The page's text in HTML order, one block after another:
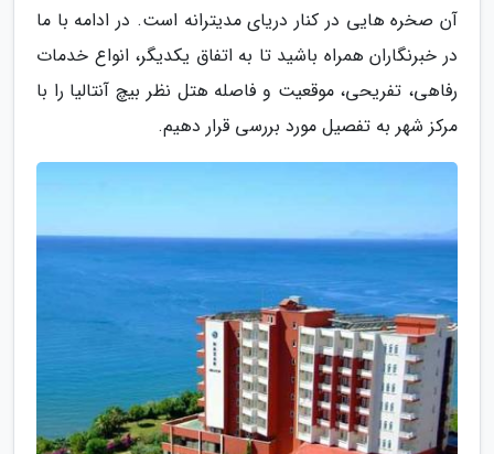
آن صخره هایی در کنار دریای مدیترانه است. در ادامه با ما
در خبرنگاران همراه باشید تا به اتفاق یکدیگر، انواع خدمات
رفاهی، تفریحی، موقعیت و فاصله هتل نظر بیچ آنتالیا را با
مرکز شهر به تفصیل مورد بررسی قرار دهیم.